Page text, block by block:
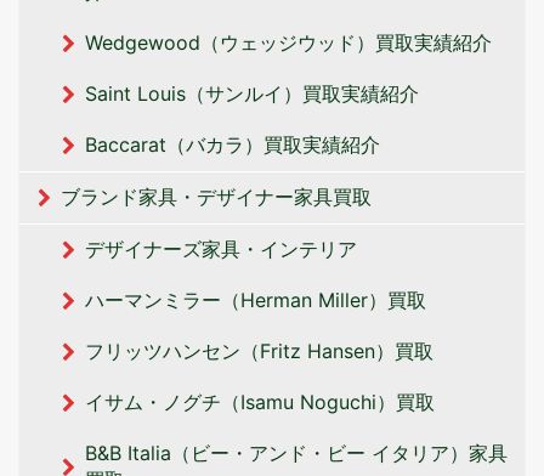
Wedgewood（ウェッジウッド）買取実績紹介
Saint Louis（サンルイ）買取実績紹介
Baccarat（バカラ）買取実績紹介
ブランド家具・デザイナー家具買取
デザイナーズ家具・インテリア
ハーマンミラー（Herman Miller）買取
フリッツハンセン（Fritz Hansen）買取
イサム・ノグチ（Isamu Noguchi）買取
B&B Italia（ビー・アンド・ビー イタリア‎）家具